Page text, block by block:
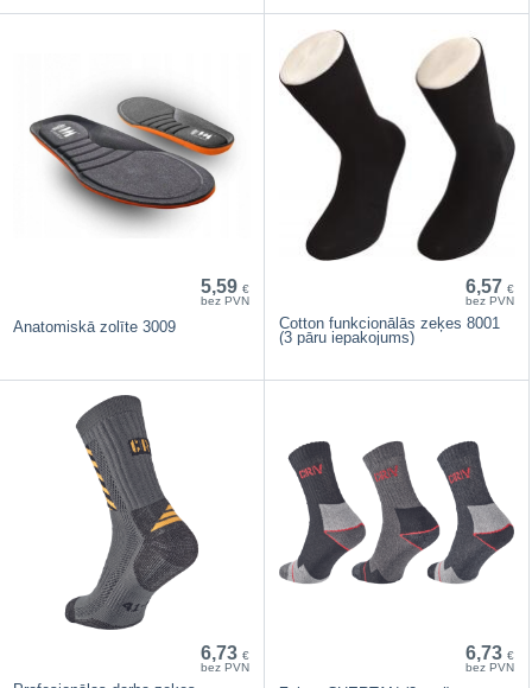
5,59 €
bez PVN
Anatomiskā zolīte 3009
6,57 €
bez PVN
Cotton funkcionālās zeķes 8001
(3 pāru iepakojums)
6,73 €
bez PVN
6,73 €
bez PVN